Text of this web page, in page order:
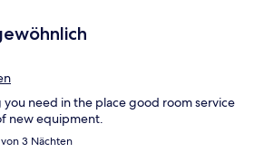
need in the place good room service
new equipment.
3 Nächten